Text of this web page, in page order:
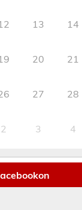
13 14
20 21
27 28
2 3 4